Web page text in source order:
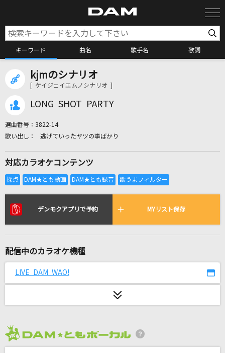
キーワード 曲名 歌手名 歌詞
カラオケ検索
全国りれき
リアルタイムで歌われている曲の一覧
サヨナラの意味
[生音]つぐない
kjmのシナリオ
[ ケイジェイエムノシナリオ ]
LONG SHOT PARTY
選曲番号： 3822-14
逃げていったヤツの事ばかり
対応カラオケコンテンツ
デンモクアプリで予約 MYリスト保存
配信中のカラオケ機種
LIVE DAM WAO!